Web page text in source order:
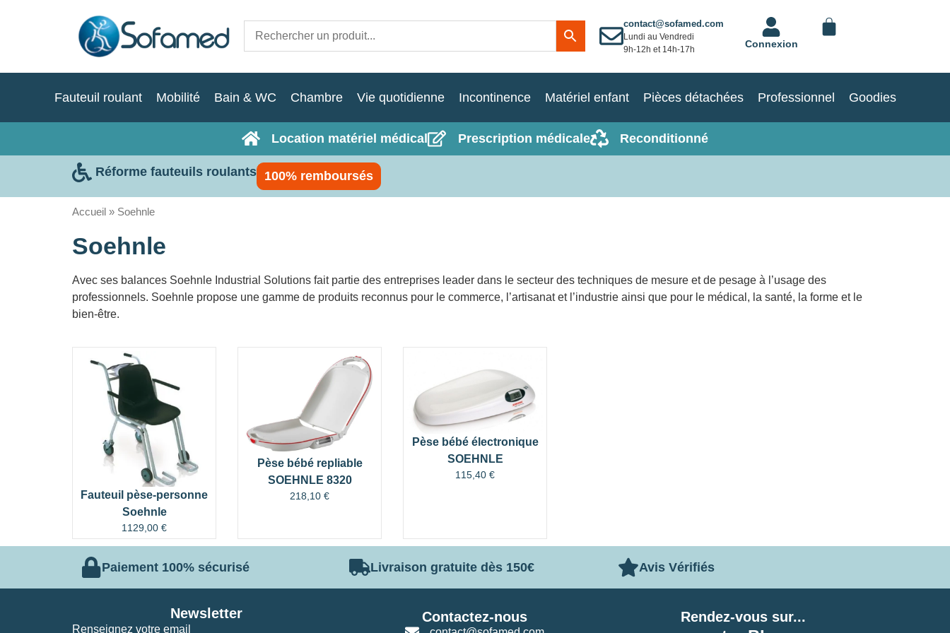
contact@sofamed.com
Lundi au Vendredi
9h-12h et 14h-17h
Connexion
Fauteuil roulant Mobilité Bain & WC Chambre Vie quotidienne Incontinence Matériel enfant Pièces détachées Professionnel Goodies
Location matériel médical Prescription médicale Reconditionné
Réforme fauteuils roulants 100% remboursés
Accueil » Soehnle
Soehnle
Avec ses balances Soehnle Industrial Solutions fait partie des entreprises leader dans le secteur des techniques de mesure et de pesage à l’usage des
professionnels. Soehnle propose une gamme de produits reconnus pour le commerce, l’artisanat et l’industrie ainsi que pour le médical, la santé, la forme et le
bien-être.
Fauteuil pèse-personne
Soehnle
1129,00 €
Pèse bébé repliable
SOEHNLE 8320
218,10 €
Pèse bébé électronique
SOEHNLE
115,40 €
Paiement 100% sécurisé Livraison gratuite dès 150€ Avis Vérifiés
Renseignez votre email
Newsletter Contactez-nous Rendez-vous sur...